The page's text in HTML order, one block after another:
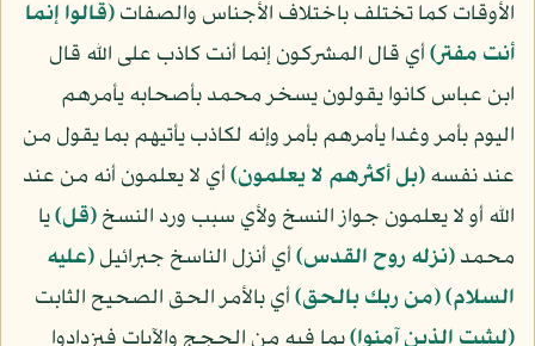
الأوقات كما تختلف باختلاف الأجناس والصفات﴿قالوا إنما
أنت مفتر﴾أي قال المشركون إنما أنت كاذب على الله قال
ابن عباس كانوا يقولون يسخر محمد بأصحابه يأمرهم
اليوم بأمر وغدا يأمرهم بأمر وإنه لكاذب يأتيهم بما يقول من
عند نفسه﴿بل أكثرهم لا يعلمون﴾أي لا يعلمون أنه من عند
الله أو لا يعلمون جواز النسخ ولأي سبب ورد النسخ﴿قل﴾يا
محمد﴿نزله روح القدس﴾أي أنزل الناسخ جبرائيل(عليه
السلام)﴿من ربك بالحق﴾أي بالأمر الحق الصحيح الثابت
﴿ليثبت الذين آمنوا﴾بما فيه من الحجج والآيات فيزدادوا